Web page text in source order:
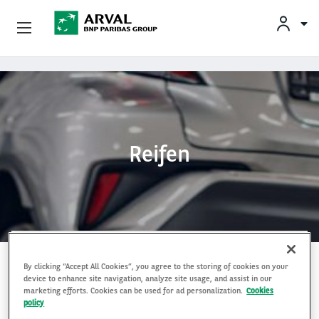
Direkt zum Inhalt
Reifen
REIFENDIENSTLEISTUNGEN
Der Reifenbezug wird automatisiert über
Unsere Angebote
Unsere Expertise
Kontakt
Fahrer
By clicking “Accept All Cookies”, you agree to the storing of cookies on your
device to enhance site navigation, analyze site usage, and assist in our
marketing efforts. Cookies can be used for ad personalization. Cookies
policy